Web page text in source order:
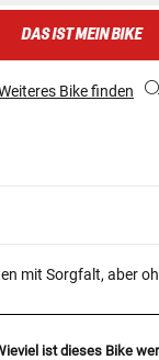
DAS IST MEIN BIKE
Bike finden
mit Sorgfalt, aber
ist dieses Bike